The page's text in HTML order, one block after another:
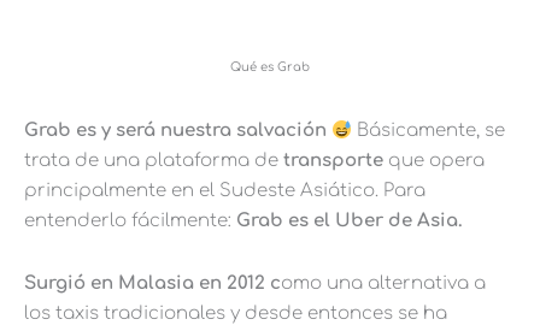
Qué es Grab
Grab es y será nuestra salvación
Básicamente, se
trata de una plataforma de transporte que opera
principalmente en el Sudeste Asiático. Para
entenderlo fácilmente: Grab es el Uber de Asia.
Surgió en Malasia en 2012 como una alternativa a
los taxis tradicionales y desde entonces se ha